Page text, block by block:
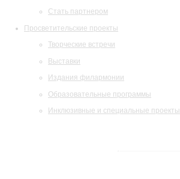
Стать партнером
Просветительские проекты
Творческие встречи
Выставки
Издания филармонии
Образовательные программы
Инклюзивные и специальные проекты